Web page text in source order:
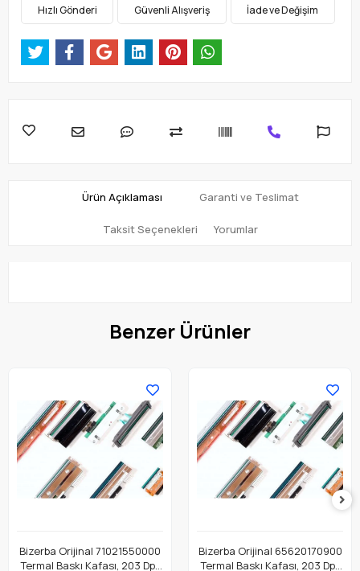
Hızlı Gönderi Güvenli Alışveriş İade ve Değişim
Ürün Açıklaması Garanti ve Teslimat
Taksit Seçenekleri Yorumlar
Benzer Ürünler
Bizerba Orijinal 71021550000
Termal Baskı Kafası, 203 Dpi.
Bizerba Orijinal 65620170900
Termal Baskı Kafası, 203 Dpi.